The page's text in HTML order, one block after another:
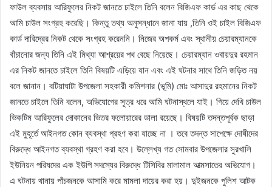
ফাউল ব্যবসায় আরিফুলের নিকট জানতে চাইলে তিনি বলেন বিজিএফ কার্ড এর কাছ থেকে
আমি চাউল সংগ্রহ করেছি। কিন্তু তথ্য অনুসন্ধানে জানা যায় ,তিনি ওই চাইল বিজিএফ
কার্ড দারিদ্রের নিকট থেকে সংগ্রহ করেননি। নিজের অপকর্ম এবং স্থানীয় চেয়ারম্যানকে
বাঁচানোর জন্য তিনি এই মিথ্যা আশ্রয়ের পথ বেছে নিয়েছে। চেয়ারম্যান ওবায়দুর রহমান
এর নিকট জানতে চাইলে তিনি বিষয়টি এড়িয়ে যান এবং এই ঘটনার সাথে তিনি জড়িত নয়
বলে জানান। বটিয়াঘাটা উপজেলা সহকারী কমিশনার (ভূমি) মোঃ আসাদুর রহমানের নিকট
জানতে চাইলে তিনি বলেন, অভিযোগের সূত্র ধরে আমি ঘটনাস্থলে যাই। গিয়ে দেখি চাউল
ভিকটিম আরিফুলের দোকানের ভিতর ফলোয়ারের ডালা রয়েছে। বিষয়টি তদন্তপূর্বক ছাড়া
এই মুহূর্তে আইনগত কোন ব্যবস্থা গ্রহণ করা যাচ্ছে না । তবে তদন্ত সাপেক্ষে দোষীদের
বিরুদ্ধে আইনগত ব্যবস্থা গ্রহণ করা হবে। উল্লেখ্য গত সোমবার উপজেলার সুরখালি
ইউনিয়ন পরিষদের এক ইউপি সদস্যের বিরুদ্ধে টিসিবির মালামাল আত্মসাতের অভিযোগ।
এ ঘটনায় থানায় পাঁচজনকে আসামি করে মামলা দায়ের করা হয়। দুইজনকে পুলিশ আটক